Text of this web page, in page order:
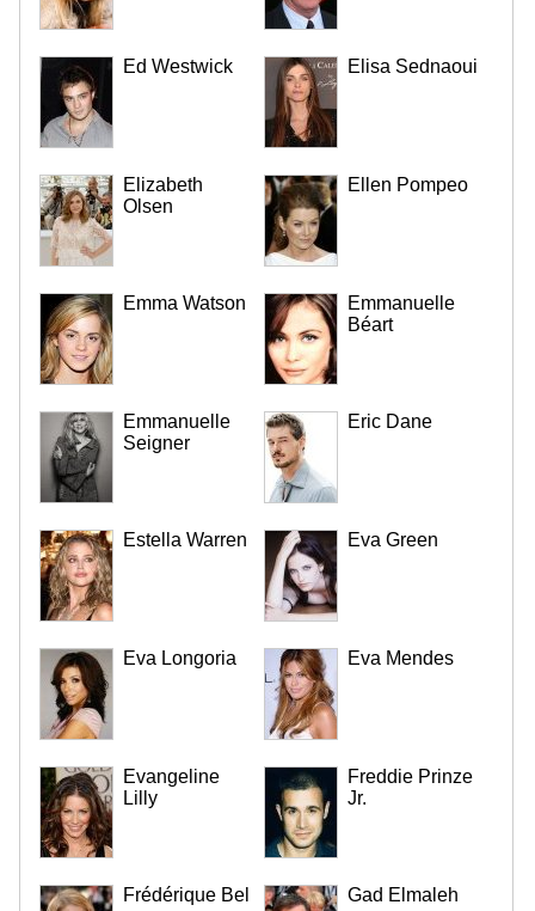
Ed Westwick Elisa Sednaoui
Elizabeth
Olsen
Ellen Pompeo
Emma Watson
Emmanuelle
Béart
Emmanuelle
Seigner
Eric Dane
Estella Warren Eva Green
Eva Longoria Eva Mendes
Evangeline
Lilly
Freddie Prinze
Jr.
Frédérique Bel Gad Elmaleh